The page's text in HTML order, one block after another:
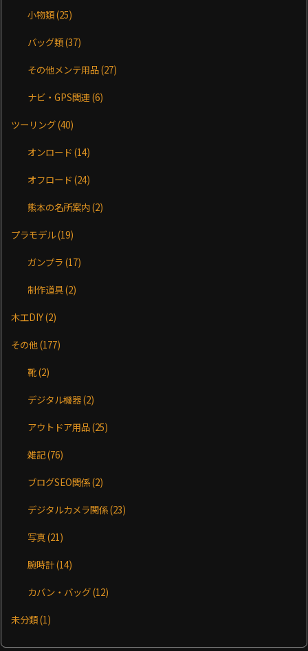
小物類(25)
バッグ類(37)
その他メンテ用品(27)
ナビ・GPS関連(6)
ツーリング(40)
オンロード(14)
オフロード(24)
熊本の名所案内(2)
プラモデル(19)
ガンプラ(17)
制作道具(2)
木工DIY(2)
その他(177)
靴(2)
デジタル機器(2)
アウトドア用品(25)
雑記(76)
ブログSEO関係(2)
デジタルカメラ関係(23)
写真(21)
腕時計(14)
カバン・バッグ(12)
未分類(1)